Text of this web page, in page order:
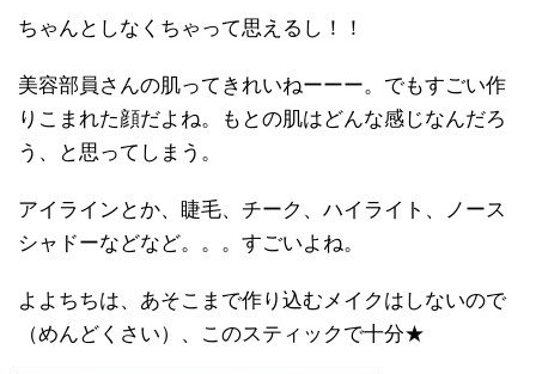
ちゃんとしなくちゃって思えるし！！
美容部員さんの肌ってきれいねーーー。でもすごい作
りこまれた顔だよね。もとの肌はどんな感じなんだろ
う、と思ってしまう。
アイラインとか、睫毛、チーク、ハイライト、ノース
シャドーなどなど。。。すごいよね。
よよちちは、あそこまで作り込むメイクはしないので
（めんどくさい）、このスティックで十分★